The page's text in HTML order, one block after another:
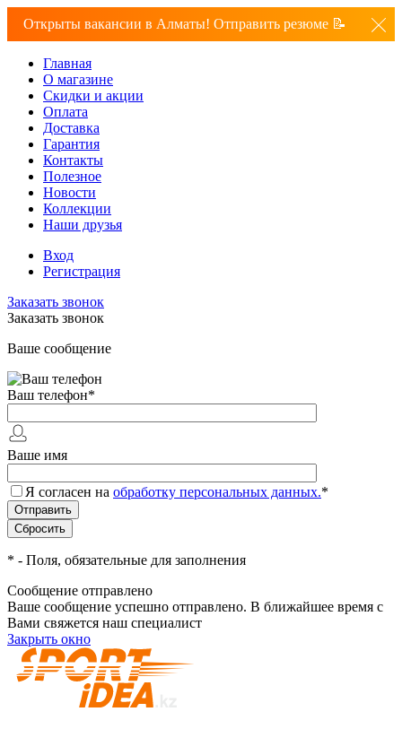
Открыты вакансии в Алматы! Отправить резюме 📝
Главная
О магазине
Скидки и акции
Оплата
Доставка
Гарантия
Контакты
Полезное
Новости
Коллекции
Наши друзья
Вход
Регистрация
Заказать звонок
Заказать звонок
Ваше сообщение
Ваш телефон*
Ваше имя
Я согласен на обработку персональных данных.*
* - Поля, обязательные для заполнения
Сообщение отправлено
Ваше сообщение успешно отправлено. В ближайшее время с
Вами свяжется наш специалист
Закрыть окно